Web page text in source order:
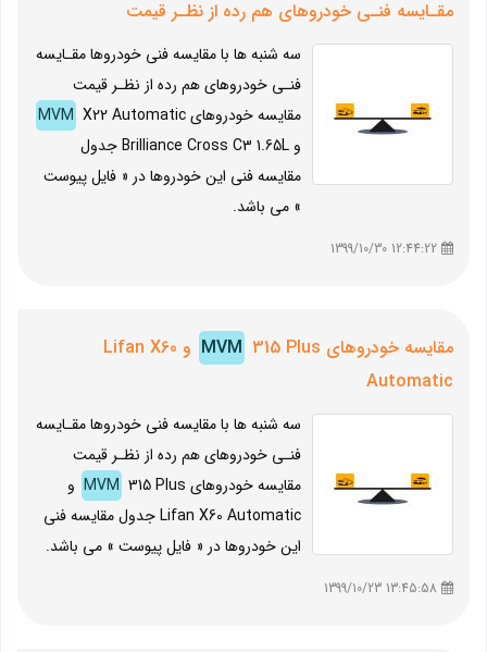
مقـایسه فنـی خودروهای هم رده از نظـر قیمت
سه شنبه ها با مقایسه فنی خودروها مقـایسه
فنـی خودروهای هم رده از نظـر قیمت
مقایسه خودروهای
MVM X22 Automatic
و Brilliance Cross C3 1.65L جدول
مقایسه فنی این خودروها در « فایل پیوست
» می باشد.
مقایسه خودروهای MVM
315 Plus و Lifan X60
Automatic
سه شنبه ها با مقایسه فنی خودروها مقـایسه
فنـی خودروهای هم رده از نظـر قیمت
مقایسه خودروهای
MVM 315 Plus و
Lifan X60 Automatic جدول مقایسه فنی
این خودروها در « فایل پیوست » می باشد.